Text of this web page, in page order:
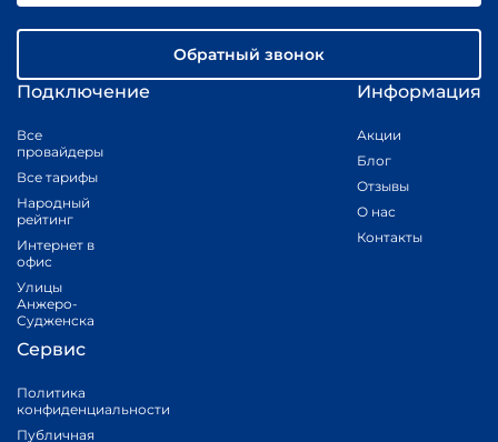
Подключение
Все
провайдеры
Все тарифы
Народный
рейтинг
Интернет в
офис
Улицы
Анжеро-
Судженска
Информация
Акции
Блог
Отзывы
О нас
Контакты
Сервис
Политика
конфиденциальности
Публичная
Обратный звонок